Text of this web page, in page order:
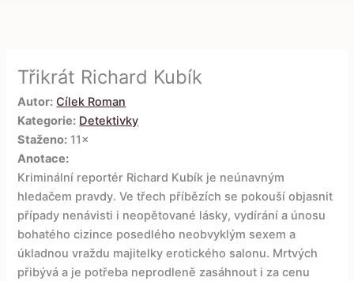
Třikrát Richard Kubík
Autor: Cílek Roman
Kategorie: Detektivky
Staženo: 11×
Anotace:
Kriminální reportér Richard Kubík je neúnavným
hledačem pravdy. Ve třech příbězích se pokouší objasnit
případy nenávisti i neopětované lásky, vydírání a únosu
bohatého cizince posedlého neobvyklým sexem a
úkladnou vraždu majitelky erotického salonu. Mrtvých
přibývá a je potřeba neprodleně zasáhnout i za cenu